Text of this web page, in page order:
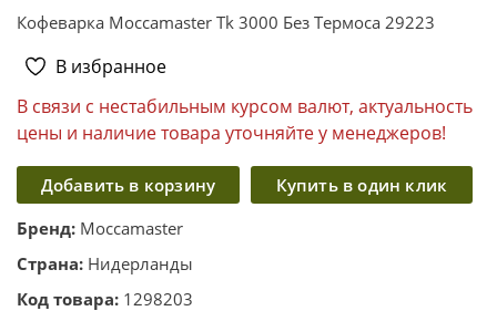
Кофеварка Moccamaster Tk 3000 Без Термоса 29223
В избранное
В связи с нестабильным курсом валют, актуальность
цены и наличие товара уточняйте у менеджеров!
Добавить в корзину
Купить в один клик
Бренд: Moccamaster
Страна: Нидерланды
Код товара: 1298203